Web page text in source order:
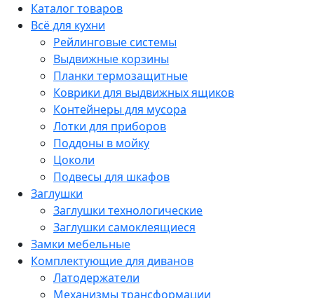
Каталог товаров
Всё для кухни
Рейлинговые системы
Выдвижные корзины
Планки термозащитные
Коврики для выдвижных ящиков
Контейнеры для мусора
Лотки для приборов
Поддоны в мойку
Цоколи
Подвесы для шкафов
Заглушки
Заглушки технологические
Заглушки самоклеящиеся
Замки мебельные
Комплектующие для диванов
Латодержатели
Механизмы трансформации